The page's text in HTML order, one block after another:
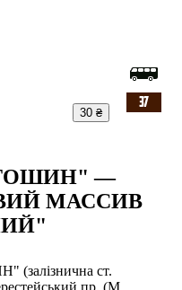
30 ₴
—
МАССИВ
ст.
пр. (М